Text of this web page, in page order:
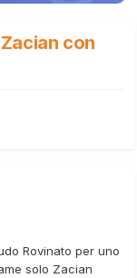
con
Rovinato per uno
solo Zacian